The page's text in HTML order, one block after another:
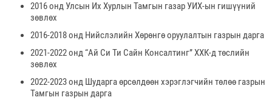
2016 онд Улсын Их Хурлын Тамгын газар УИХ-ын гишүүний
зөвлөх
2016-2018 онд Нийслэлийн Хөрөнгө оруулалтын газрын дарга
2021-2022 онд “Ай Си Ти Сайн Консалтинг” ХХК-д төслийн
зөвлөх
2022-2023 онд Шударга өрсөлдөөн хэрэглэгчийн төлөө газрын
Тамгын газрын дарга